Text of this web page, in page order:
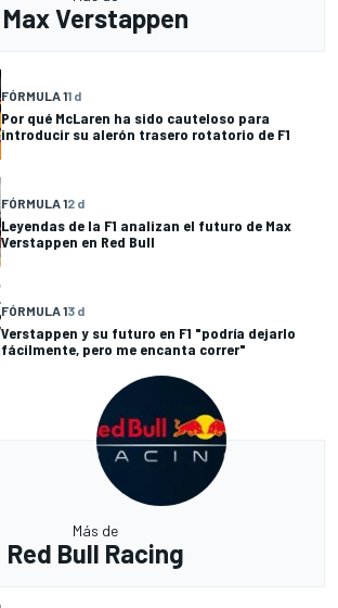
Max Verstappen
FÓRMULA 11 d
Por qué McLaren ha sido cauteloso para
introducir su alerón trasero rotatorio de F1
FÓRMULA 12 d
Leyendas de la F1 analizan el futuro de Max
Verstappen en Red Bull
FÓRMULA 13 d
Verstappen y su futuro en F1 "podría dejarlo
fácilmente, pero me encanta correr"
Más de
Red Bull Racing